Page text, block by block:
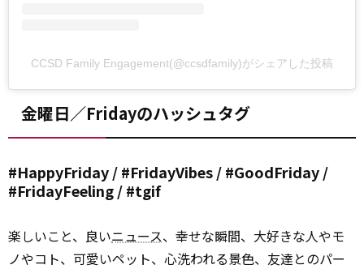
CCSD Family Engagement(@ccsdfamily)がシェアした投稿
金曜日／Fridayのハッシュタグ
#HappyFriday / #FridayVibes / #GoodFriday /
#FridayFeeling / #tgif
楽しいこと、良いニュース、幸せな瞬間、大好きな人やモ
ノやコト、可愛いペット、心洗われる景色、友達とのパー